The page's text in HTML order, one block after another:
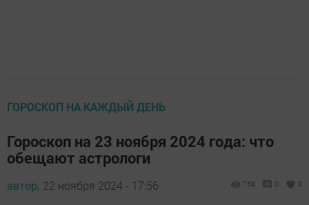
ГОРОСКОП НА КАЖДЫЙ ДЕНЬ
Гороскоп на 23 ноября 2024 года: что
обещают астрологи
автор, 22 ноября 2024 - 17:56 758 0 0